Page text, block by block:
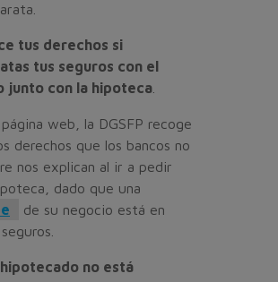
tus derechos si
tus seguros con el
junto con la hipoteca
página web, la DGSFP recoge
derechos que los bancos no
nos explican al ir a pedir
dado que una
de su negocio está en
hipotecado no está